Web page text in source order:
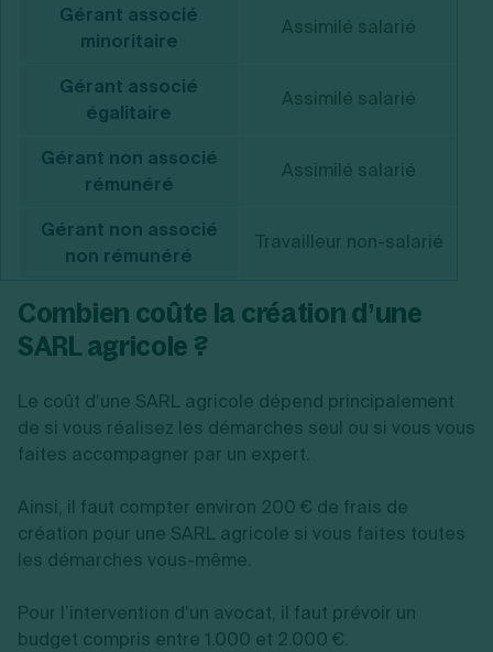
Gérant associé
minoritaire
Assimilé salarié
Gérant associé
égalitaire
Assimilé salarié
Gérant non associé
rémunéré
Assimilé salarié
Gérant non associé
non rémunéré
Travailleur non-salarié
Combien coûte la création d’une
SARL agricole ?
Le coût d’une SARL agricole dépend principalement
de si vous réalisez les démarches seul ou si vous vous
faites accompagner par un expert.
Ainsi, il faut compter environ 200 € de frais de
création pour une SARL agricole si vous faites toutes
les démarches vous-même.
Pour l’intervention d’un avocat, il faut prévoir un
budget compris entre 1.000 et 2.000 €.